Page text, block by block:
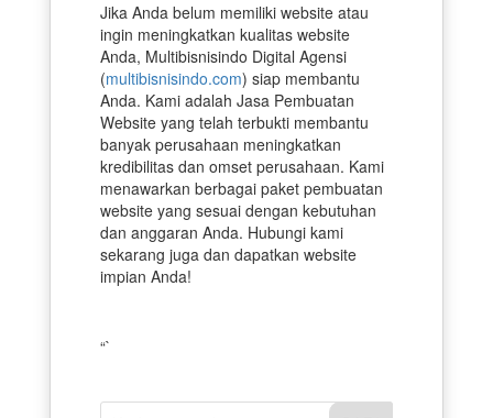
Jika Anda belum memiliki website atau
ingin meningkatkan kualitas website
Anda, Multibisnisindo Digital Agensi
(multibisnisindo.com) siap membantu
Anda. Kami adalah Jasa Pembuatan
Website yang telah terbukti membantu
banyak perusahaan meningkatkan
kredibilitas dan omset perusahaan. Kami
menawarkan berbagai paket pembuatan
website yang sesuai dengan kebutuhan
dan anggaran Anda. Hubungi kami
sekarang juga dan dapatkan website
impian Anda!
“`